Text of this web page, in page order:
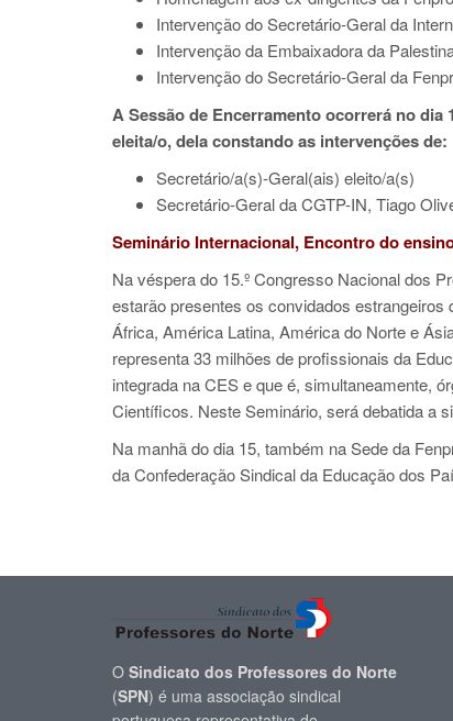
Intervenção do Secretário-Geral da
Intervenção da Embaixadora da
Intervenção do Secretário-Geral da
A Sessão de Encerramento ocorrerá no
eleita/o, dela constando as intervenções de:
Secretário/a(s)-Geral(ais) eleito/a(s)
Secretário-Geral da CGTP-IN, Tiago
Seminário Internacional, Encontro do
Na véspera do 15.º Congresso Nacional dos
estarão presentes os convidados
África, América Latina, América do Norte e
representa 33 milhões de profissionais da
integrada na CES e que é, simultaneamente,
Científicos. Neste Seminário, será debatida a
Na manhã do dia 15, também na Sede da
da Confederação Sindical da Educação dos
O Sindicato dos Professores do Norte
(SPN) é uma associação sindical